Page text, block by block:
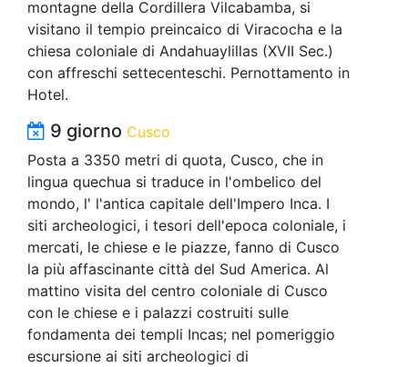
montagne della Cordillera Vilcabamba, si
visitano il tempio preincaico di Viracocha e la
chiesa coloniale di Andahuaylillas (XVII Sec.)
con affreschi settecenteschi. Pernottamento in
Hotel.
9 giorno Cusco
Posta a 3350 metri di quota, Cusco, che in
lingua quechua si traduce in l'ombelico del
mondo, l' l'antica capitale dell'Impero Inca. I
siti archeologici, i tesori dell'epoca coloniale, i
mercati, le chiese e le piazze, fanno di Cusco
la più affascinante città del Sud America. Al
mattino visita del centro coloniale di Cusco
con le chiese e i palazzi costruiti sulle
fondamenta dei templi Incas; nel pomeriggio
escursione ai siti archeologici di